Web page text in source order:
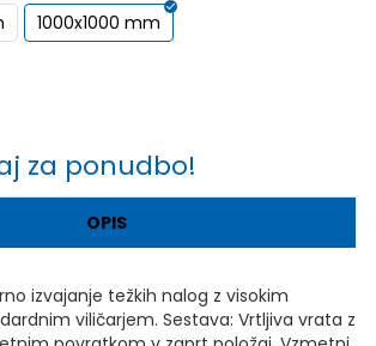
1000x1000 mm
za ponudbo!
OPIS
izvajanje težkih nalog z visokim
viličarjem. Sestava: Vrtljiva vrata z